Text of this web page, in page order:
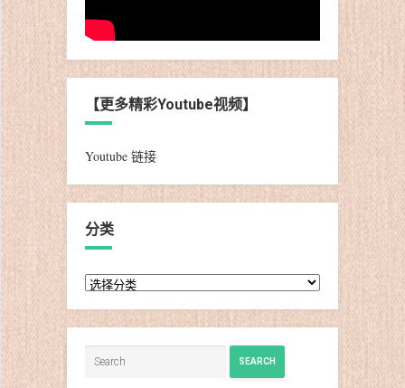
【更多精彩Youtube视频】
Youtube 链接
分类
分
SEARCH